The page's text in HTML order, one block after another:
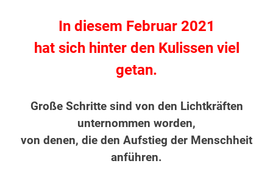
In diesem Februar 2021
hat sich hinter den Kulissen viel
getan.
Große Schritte sind von den Lichtkräften
unternommen worden,
von denen, die den Aufstieg der Menschheit
anführen.